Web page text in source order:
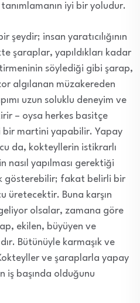
iyi bir yoludur.
insan yaratıcılığının
şaraplar, yapıldıkları kadar
söylediği gibi şarap,
algılanan müzakereden
uzun soluklu deneyim ve
– oysa herkes basitçe
martini yapabilir. Yapay
da, kokteyllerin istikrarlı
nasıl yapılması gerektiği
gösterebilir; fakat belirli bir
üretecektir. Buna karşın
olsalar, zamana göre
ekilen, büyüyen ve
Bütünüyle karmaşık ve
ve şaraplarla yapay
iş başında olduğunu